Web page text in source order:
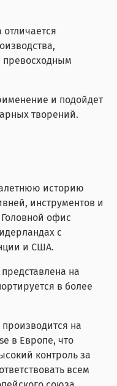
превосходным
и подойдет
творений.
историю
инструментов и
офис
с
и США.
на
в более
на
в Европе, что
контроль за
всем